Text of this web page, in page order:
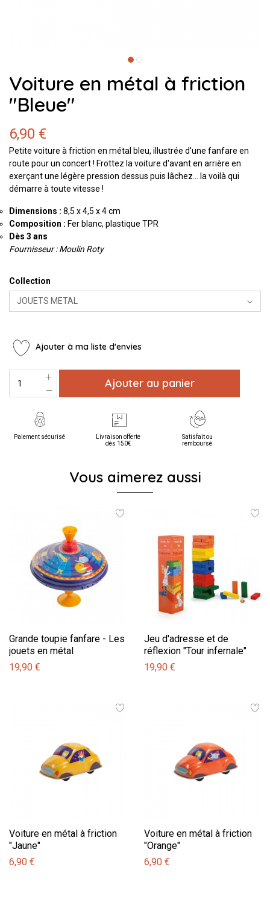
Voiture en métal à friction
"Bleue"
6,90 €
Petite voiture à friction en métal bleu, illustrée d'une fanfare en
route pour un concert ! Frottez la voiture d'avant en arrière en
exerçant une légère pression dessus puis lâchez… la voilà qui
démarre à toute vitesse !
Dimensions : 8,5 x 4,5 x 4 cm
Composition : Fer blanc, plastique TPR
Dès 3 ans
Fournisseur : Moulin Roty
Collection
Ajouter à ma liste d'envies
Ajouter au panier
Paiement sécurisé
Livraison offerte
dès 150€
Satisfait ou
remboursé
Vous aimerez aussi
Grande toupie fanfare - Les
jouets en métal
19,90 €
Jeu d'adresse et de
réflexion "Tour infernale"
19,90 €
Voiture en métal à friction
"Jaune"
6,90 €
Voiture en métal à friction
"Orange"
6,90 €